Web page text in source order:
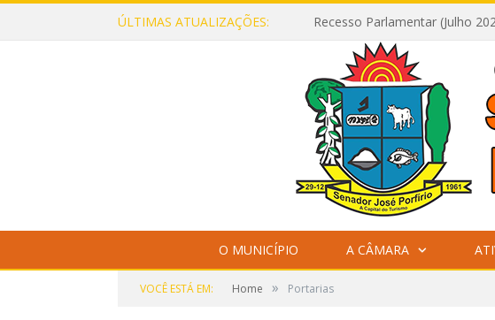
ÚLTIMAS ATUALIZAÇÕES: Recesso Parlamentar (Julho
O MUNICÍPIO A CÂMARA
VOCÊ ESTÁ EM: Home » Portarias